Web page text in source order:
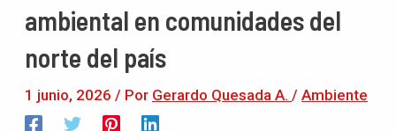
ambiental en comunidades del
norte del país
1 junio, 2026 / Por Gerardo Quesada A. / Ambiente